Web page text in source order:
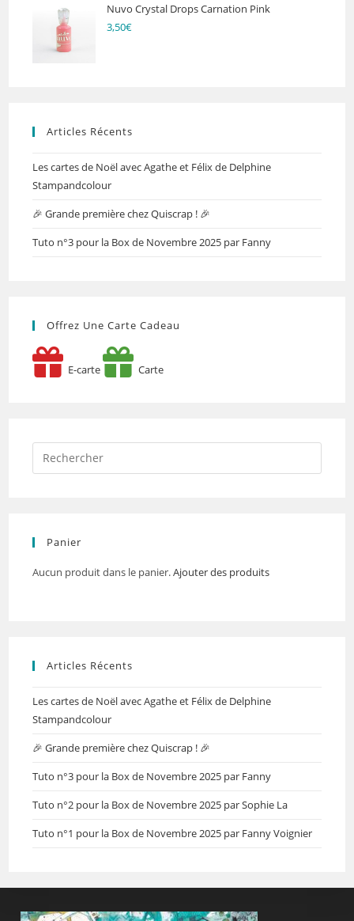
Nuvo Crystal Drops Carnation Pink
3,50€
Articles Récents
Les cartes de Noël avec Agathe et Félix de Delphine
Stampandcolour
🎉 Grande première chez Quiscrap ! 🎉
Tuto n°3 pour la Box de Novembre 2025 par Fanny
Offrez Une Carte Cadeau
E-carte Carte
Panier
Aucun produit dans le panier.Ajouter des produits
Articles Récents
Les cartes de Noël avec Agathe et Félix de Delphine
Stampandcolour
🎉 Grande première chez Quiscrap ! 🎉
Tuto n°3 pour la Box de Novembre 2025 par Fanny
Tuto n°2 pour la Box de Novembre 2025 par Sophie La
Tuto n°1 pour la Box de Novembre 2025 par Fanny Voignier